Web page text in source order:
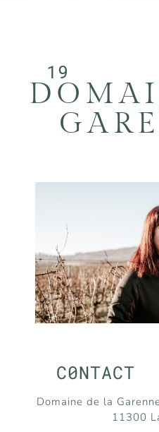
19
C0NTACT
Domaine de la
11300